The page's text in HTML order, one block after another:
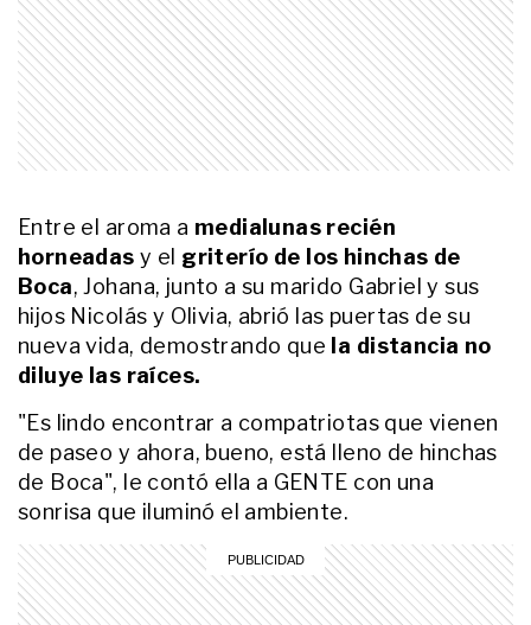
Entre el aroma a medialunas recién
horneadas y el griterío de los hinchas de
Boca, Johana, junto a su marido Gabriel y sus
hijos Nicolás y Olivia, abrió las puertas de su
nueva vida, demostrando que la distancia no
diluye las raíces.
"Es lindo encontrar a compatriotas que vienen
de paseo y ahora, bueno, está lleno de hinchas
de Boca", le contó ella a GENTE con una
sonrisa que iluminó el ambiente.
ENTRETENIMIENTO
Camioneta compartida, juegos de
mesa y desorden: Luchi Maidana
mostró la increíble mansión de los
influencers argentinos en el
Mundial
LIFESTYLE
artesanal argentina a Miami
ENTRETENIMIENTO
A solas con Rocío Espósito Suárez,
esposa de Gerónimo Rulli, del
amor que nació en Estudiantes a
cómo ella lo ayuda en su carrera:
tenga un mejor rendimiento"
LIFESTYLE
Entre asado y fútbol: el divertido
cruce entre Agos Palazzolo y
Manu Buttaro
ENTRETENIMIENTO
“Hola mamás de Argentina”: el
pedido de Daniela Christiansson